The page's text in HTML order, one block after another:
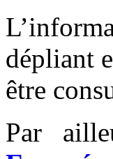
dépliant
être
Par